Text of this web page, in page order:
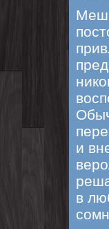
и
в